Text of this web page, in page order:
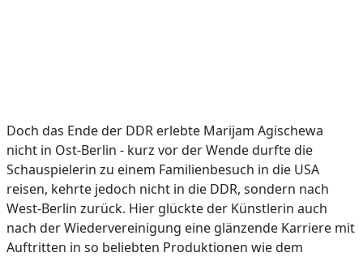
Doch das Ende der DDR erlebte Marijam Agischewa
nicht in Ost-Berlin - kurz vor der Wende durfte die
Schauspielerin zu einem Familienbesuch in die USA
reisen, kehrte jedoch nicht in die DDR, sondern nach
West-Berlin zurück. Hier glückte der Künstlerin auch
nach der Wiedervereinigung eine glänzende Karriere mit
Auftritten in so beliebten Produktionen wie dem